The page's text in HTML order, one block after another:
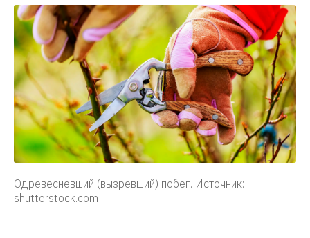
Одревесневший (вызревший) побег. Источник:
shutterstock.com